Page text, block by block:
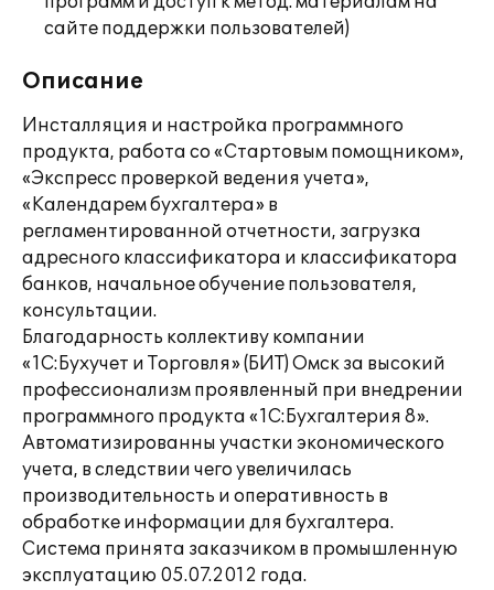
сайте поддержки пользователей)
Описание
Инсталляция и настройка программного
продукта, работа со «Стартовым помощником»,
«Экспресс проверкой ведения учета»,
«Календарем бухгалтера» в
регламентированной отчетности, загрузка
адресного классификатора и классификатора
банков, начальное обучение пользователя,
консультации.
Благодарность коллективу компании
«1С:Бухучет и Торговля» (БИТ) Омск за высокий
профессионализм проявленный при внедрении
программного продукта «1С:Бухгалтерия 8».
Автоматизированны участки экономического
учета, в следствии чего увеличилась
производительность и оперативность в
обработке информации для бухгалтера.
Система принята заказчиком в промышленную
эксплуатацию 05.07.2012 года.